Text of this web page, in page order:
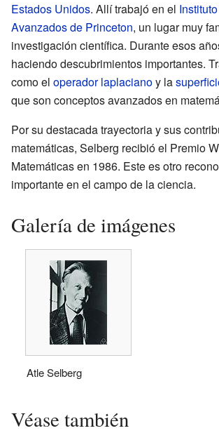
Estados Unidos. Allí trabajó en el
Avanzados de Princeton, un lugar muy
investigación científica. Durante esos
haciendo descubrimientos importantes.
como el operador laplacianoy la
que son conceptos avanzados en
Por su destacada trayectoria y sus
matemáticas, Selberg recibió el Premio
Matemáticas en 1986. Este es otro
importante en el campo de la ciencia.
Galería de imágenes
Atle Selberg
Véase también